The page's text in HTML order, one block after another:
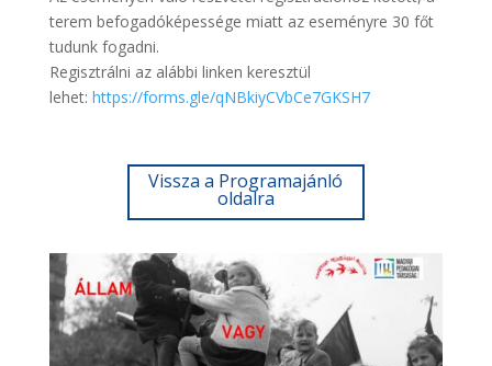
terem befogadóképessége miatt az eseményre 30 főt
tudunk fogadni.
Regisztrálni az alábbi linken keresztül
lehet: https://forms.gle/qNBkiyCVbCe7GKSH7
Vissza a Programajánló
oldalra